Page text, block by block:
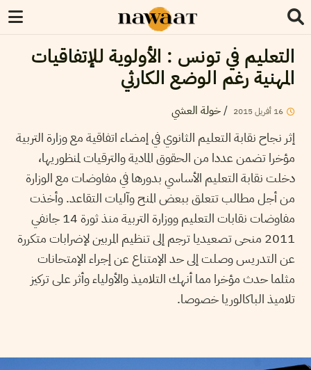
التعليم في تونس : الأولوية للإتفاقيات
المهنية رغم الوضع الكارثي
16 أفريل 2015
/خولة العشي
إثر نجاح نقابة التعليم الثانوي في إمضاء اتفاقية مع وزارة التربية
مؤخرا تضمن عددا من الحقوق المادية والترقيات لمنظوريها،
دخلت نقابة التعليم الأساسي بدورها في مفاوضات مع الوزارة
من أجل مطالب تتعلق ببعض المنح وآليات التقاعد. وأخذت
مفاوضات نقابات التعليم ووزارة التربية منذ ثورة 14 جانفي
2011 منحى تصعيديا ترجم إلى تنظيم المربين لإضرابات متكررة
عن التدريس وصلت إلى حد الإمتناع عن إجراء الإمتحانات
مثلما حدث مؤخرا مما أنهك التلاميذ والأولياء وأثر على تركيز
تلاميذ الباكالوريا خصوصا.